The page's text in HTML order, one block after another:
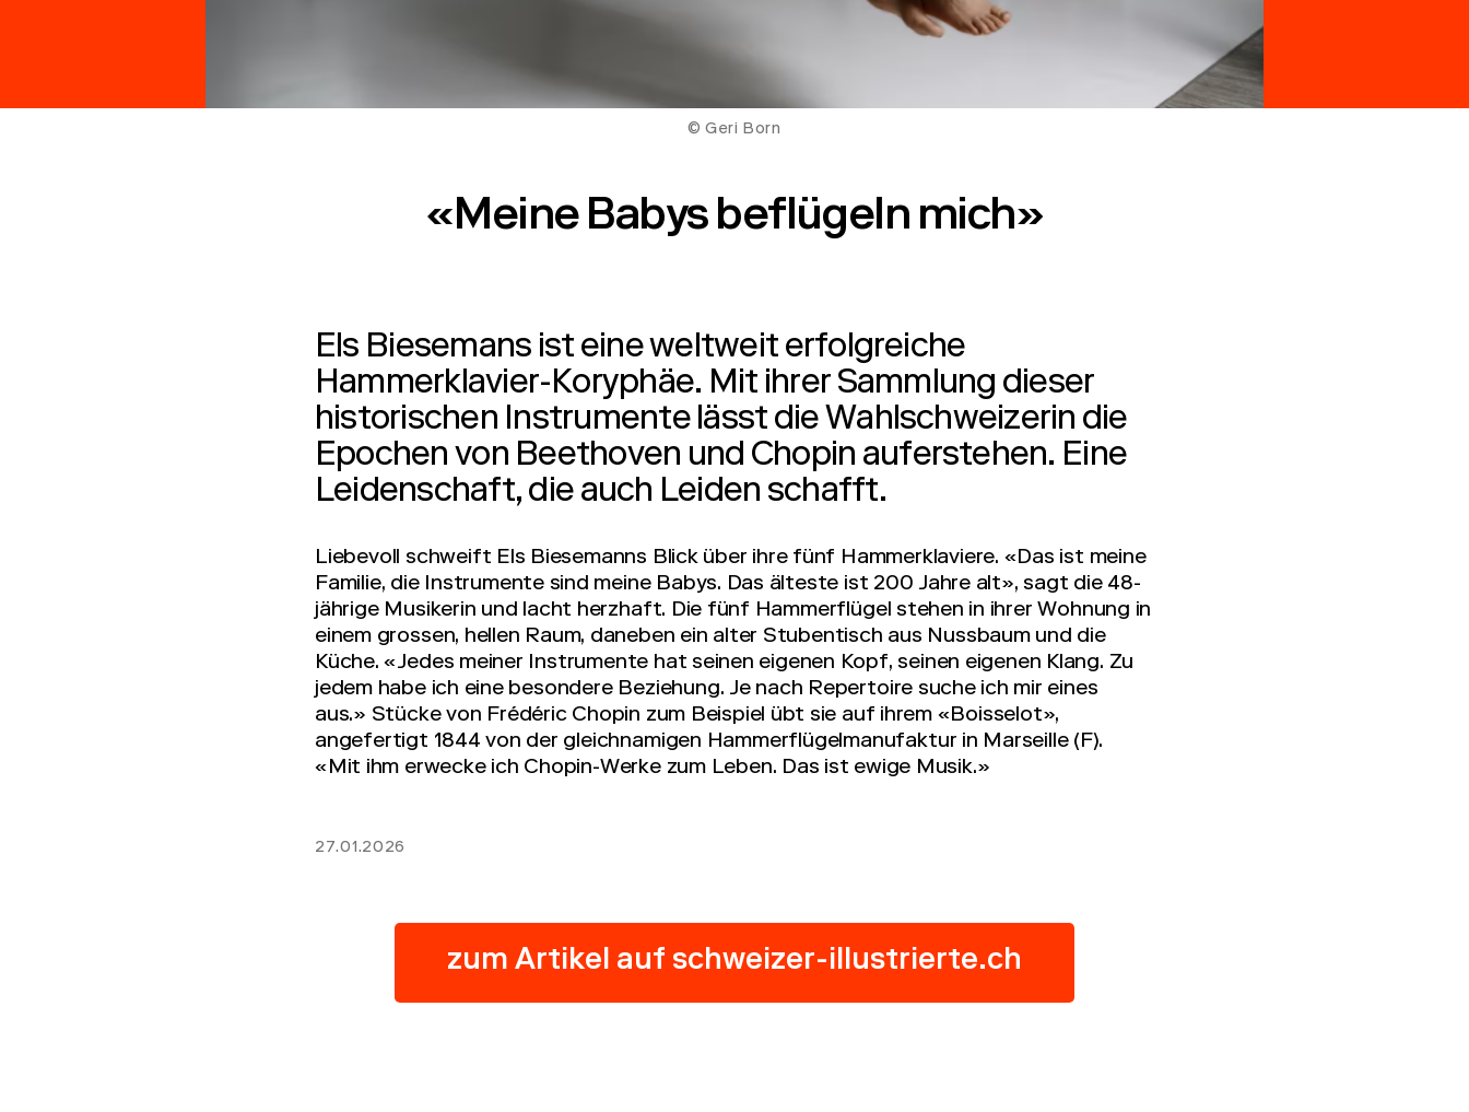
© Geri Born
«Meine Babys beflügeln mich»
Els Biesemans ist eine weltweit erfolgreiche
Hammerklavier-Koryphäe. Mit ihrer Sammlung dieser
historischen Instrumente lässt die Wahlschweizerin die
Epochen von Beethoven und Chopin auferstehen. Eine
Leidenschaft, die auch Leiden schafft.
Liebevoll schweift Els Biesemanns Blick über ihre fünf Hammerklaviere. «Das ist meine
Familie, die Instrumente sind meine Babys. Das älteste ist 200 Jahre alt», sagt die 48-
jährige Musikerin und lacht herzhaft. Die fünf Hammerflügel stehen in ihrer Wohnung in
einem grossen, hellen Raum, daneben ein alter Stubentisch aus Nussbaum und die
Küche. «Jedes meiner Instrumente hat seinen eigenen Kopf, seinen eigenen Klang. Zu
jedem habe ich eine besondere Beziehung. Je nach Repertoire suche ich mir eines
aus.» Stücke von Frédéric Chopin zum Beispiel übt sie auf ihrem «Boisselot»,
angefertigt 1844 von der gleichnamigen Hammerflügelmanufaktur in Marseille (F).
«Mit ihm erwecke ich Chopin-Werke zum Leben. Das ist ewige Musik.»
27.01.2026
zum Artikel auf schweizer-illustrierte.ch